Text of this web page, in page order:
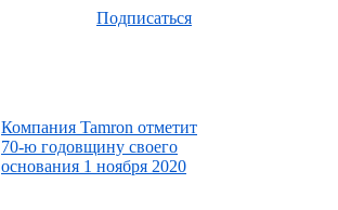
Подписаться
Компания Tamron отметит
70-ю годовщину своего
основания 1 ноября 2020